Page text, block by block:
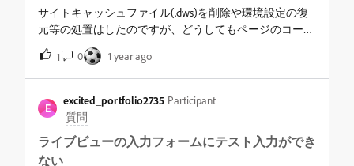
移動したりします。この時もちろんコードはクリップボ
ードにコピーされておりません。&nbsp;気軽にコードを
表示されてしまうため、事故に繋がりそうです。
だけると大変助かります。
ょうか？&nbsp;PC環境はWindowsメモリ16GBWin10
サイトキャッシュファイル(.dws)を削除や環境設定の復
元等の処置はしたのですが、どうしてもページのコード
量が増えてくるとDreamweaverがクラッシュして落ちて
しまいます。&nbsp;ファイルの容量自体は36KBコードの
行数も617行と大したことはないと思うのですが、他の
ファイルでもこの辺までくると大抵の場合はクラッシュ
します。&nbsp;VScodeでは問題なく編集出来るのでそち
らで対応しているのですが、出来れば手慣れた
Dreamweaverで編集したいと思っております。&nbsp;解
決方法がお分かりになる方がいらっしゃいましたら、ご
1 0 1 year ago
E
excited_portfolio2735 Participant
質問
ライブビューの入力フォームにテスト入力ができ
ない